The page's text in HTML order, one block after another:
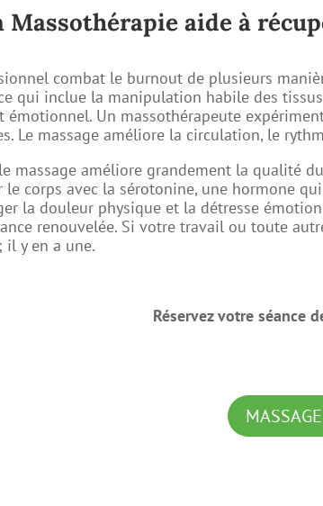
Massothérapie aide à
combat le burnout de plusieurs
qui inclue la manipulation habile des
émotionnel. Un massothérapeute
Le massage améliore la circulation, le
massage améliore grandement la qualité
le corps avec la sérotonine, une hormone
la douleur physique et la détresse
renouvelée. Si votre travail ou toute
il y en a une.
Réservez votre séance